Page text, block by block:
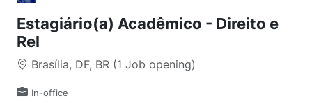
Estagiário(a) Acadêmico - Direito e
Rel
Brasília, DF, BR (1 Job opening)
In-office